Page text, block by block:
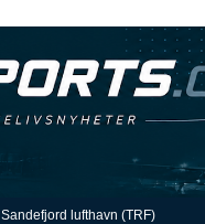
Sandefjord lufthavn (TRF)